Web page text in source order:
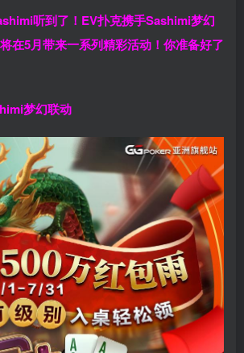
听到了！EV扑克携手Sashimi梦幻
在5月带来一系列精彩活动！你准备好了
梦幻联动